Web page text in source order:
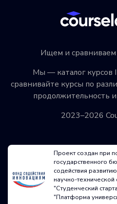
Ищем и
Мы — каталог
сравнивайте курсы по
продолжительность
2023–2026
Проект создан при
государственного
содействия
научно-
"Студенческий
"Платформа